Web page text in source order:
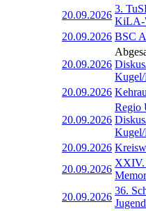
20.09.2026
3.
KiLA-
20.09.2026 BSC
20.09.2026
Kugel/
20.09.2026
20.09.2026
Regio
Kugel/
20.09.2026
20.09.2026
XXIV.
20.09.2026
36.